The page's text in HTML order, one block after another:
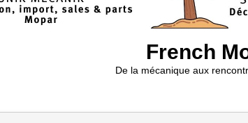
French
De la mécanique aux